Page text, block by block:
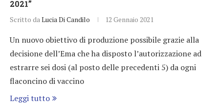
2021”
Scritto da Lucia Di Candilo 12 Gennaio 2021
Un nuovo obiettivo di produzione possibile grazie alla
decisione dell’Ema che ha disposto l’autorizzazione ad
estrarre sei dosi (al posto delle precedenti 5) da ogni
flaconcino di vaccino
Leggi tutto